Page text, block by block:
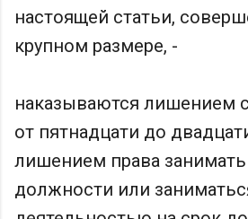
настоящей статьи,
крупном размере, -
наказываются лишением
от пятнадцати до
лишением права
должности или